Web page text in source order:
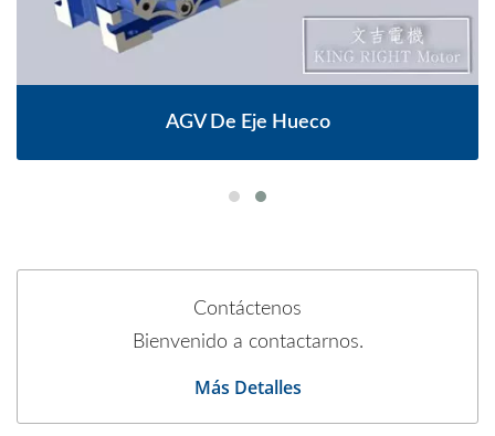
AGV De Eje Hueco
Contáctenos
Bienvenido a contactarnos.
Más Detalles